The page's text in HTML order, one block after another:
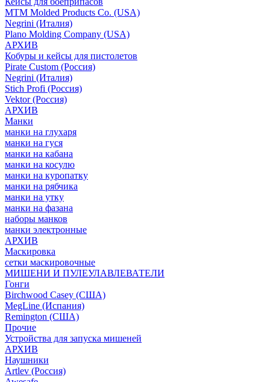
MTM Molded Products Co. (USA)
Negrini (Италия)
Plano Molding Company (USA)
АРХИВ
Кобуры и кейсы для пистолетов
Pirate Custom (Россия)
Negrini (Италия)
Stich Profi (Россия)
Vektor (Россия)
АРХИВ
Манки
манки на глухаря
манки на гуся
манки на кабана
манки на косулю
манки на куропатку
манки на рябчика
манки на утку
манки на фазана
наборы манков
манки электронные
АРХИВ
Маскировка
сетки маскировочные
МИШЕНИ И ПУЛЕУЛАВЛЕВАТЕЛИ
Гонги
Birchwood Casey (США)
MegLine (Испания)
Remington (США)
Прочие
Устройства для запуска мишеней
АРХИВ
Наушники
Artlev (Россия)